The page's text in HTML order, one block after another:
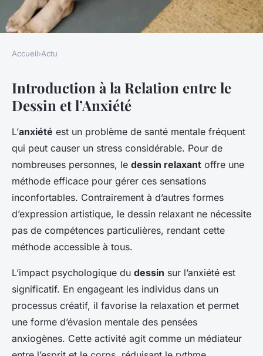
« Découvrir Comment le
Dessin Relaxant Peut Apaiser
l"Anxiété : Techniques et
Bienfaits »
Marceau 8 novembre 2024 • 5 min de lecture
Accueil›Actu
Introduction à la Relation entre le
Dessin et l’Anxiété
L’anxiété est un problème de santé mentale fréquent
qui peut causer un stress considérable. Pour de
nombreuses personnes, le dessin relaxant offre une
méthode efficace pour gérer ces sensations
inconfortables. Contrairement à d’autres formes
d’expression artistique, le dessin relaxant ne nécessite
pas de compétences particulières, rendant cette
méthode accessible à tous.
L’impact psychologique du dessin sur l’anxiété est
significatif. En engageant les individus dans un
processus créatif, il favorise la relaxation et permet
une forme d’évasion mentale des pensées
anxiogènes. Cette activité agit comme un médiateur